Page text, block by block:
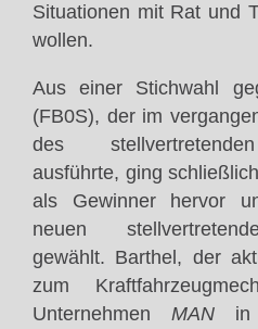
Situationen mit Rat und
wollen.
Aus einer Stichwahl
(FB0S), der im
des
ausführte, ging
als Gewinner hervor
neuen
gewählt. Barthel, der
zum
Unternehmen MAN in